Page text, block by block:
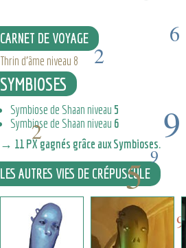
9
9
5
9
5
4
2
2
6
CARNET DE VOYAGE
Thrin d'âme niveau 8
SYMBIOSES
Symbiose de Shaan niveau 5
Symbiose de Shaan niveau 6
→ 11 PX gagnés grâce aux Symbioses.
LES AUTRES VIES DE CRÉPUSCULE